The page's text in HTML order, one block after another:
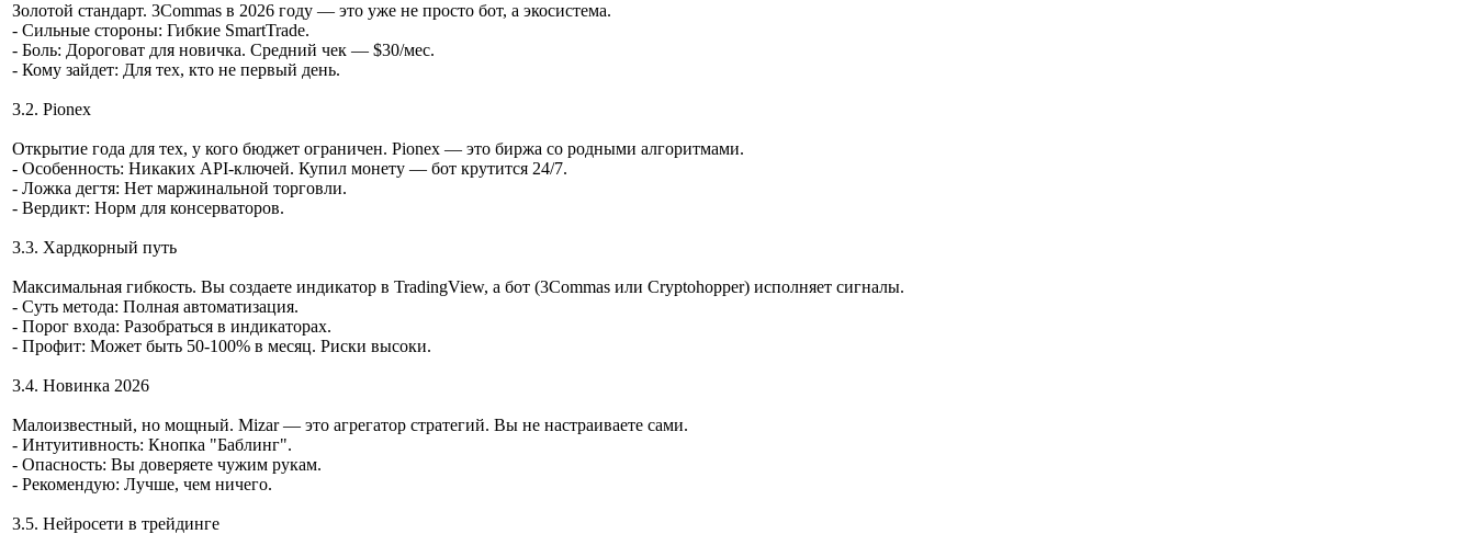
Золотой стандарт. 3Commas в 2026 году — это уже не просто бот, а экосистема.
- Сильные стороны: Гибкие SmartTrade.
- Боль: Дороговат для новичка. Средний чек — $30/мес.
- Кому зайдет: Для тех, кто не первый день.
3.2. Pionex
Открытие года для тех, у кого бюджет ограничен. Pionex — это биржа со родными алгоритмами.
- Особенность: Никаких API-ключей. Купил монету — бот крутится 24/7.
- Ложка дегтя: Нет маржинальной торговли.
- Вердикт: Норм для консерваторов.
3.3. Хардкорный путь
Максимальная гибкость. Вы создаете индикатор в TradingView, а бот (3Commas или Cryptohopper) исполняет сигналы.
- Суть метода: Полная автоматизация.
- Порог входа: Разобраться в индикаторах.
- Профит: Может быть 50-100% в месяц. Риски высоки.
3.4. Новинка 2026
Малоизвестный, но мощный. Mizar — это агрегатор стратегий. Вы не настраиваете сами.
- Интуитивность: Кнопка "Баблинг".
- Опасность: Вы доверяете чужим рукам.
- Рекомендую: Лучше, чем ничего.
3.5. Нейросети в трейдинге